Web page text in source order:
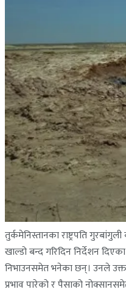
तुर्कमेनिस्तानका राष्ट्रपति
खाल्डो बन्द गरिदिन निर्देशन
निभाउनसमेत भनेका छन्। उनले उक्त
प्रभाव पारेको र पैसाको